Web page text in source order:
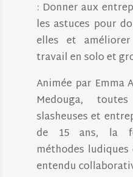
: Donner aux
les astuces pour
elles et
travail en solo et
Animée par Emma
Medouga,
slasheuses et
de 15 ans, la
méthodes
entendu